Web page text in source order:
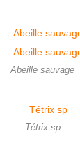
Abeille sauvage
Tétrix sp